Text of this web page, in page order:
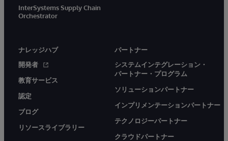
InterSystems Supply Chain
Orchestrator
ナレッジハブ
開発者
教育サービス
認定
ブログ
リソースライブラリー
パートナー
システムインテグレーション・
パートナー・プログラム
ソリューションパートナー
インプリメンテーションパートナー
テクノロジーパートナー
クラウドパートナー